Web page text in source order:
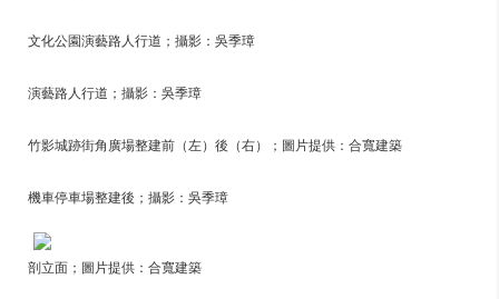
文化公園演藝路人行道；攝影：吳季璋
演藝路人行道；攝影：吳季璋
竹影城跡街角廣場整建前（左）後（右）；圖片提供：合寬建築
機車停車場整建後；攝影：吳季璋
剖立面；圖片提供：合寬建築